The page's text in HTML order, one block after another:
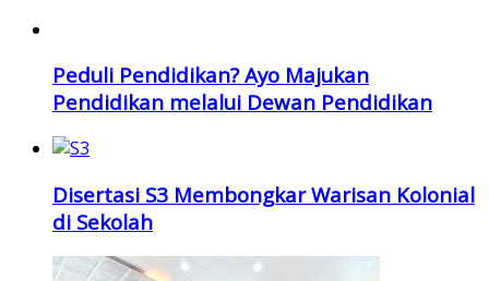
Peduli Pendidikan? Ayo Majukan
Pendidikan melalui Dewan Pendidikan
Disertasi S3 Membongkar Warisan Kolonial
di Sekolah